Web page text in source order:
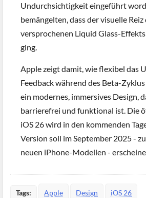
Undurchsichtigkeit eingeführt
bemängelten, dass der visuelle
versprochenen Liquid Glass-
ging.
Apple zeigt damit, wie flexibel das
Feedback während des Beta-
ein modernes, immersives Design,
barrierefrei und funktional ist. Die
iOS 26 wird in den kommenden
Version soll im September 2025 -
neuen iPhone-Modellen -
Tags: Apple Design iOS 26